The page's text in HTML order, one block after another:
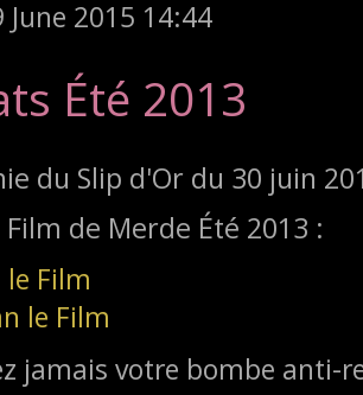
June 2015 14:44
Été 2013
du Slip d'Or du 30 juin
de Merde Été 2013 :
Film
jamais votre bombe anti-